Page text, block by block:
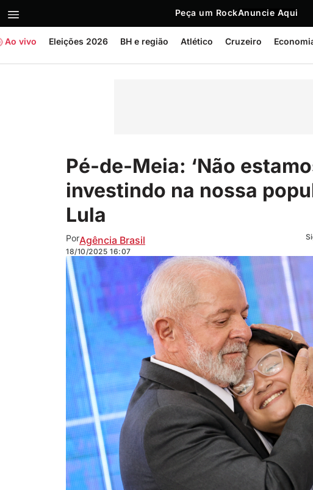
Peça um RockAnuncie Aqui
Ao vivo Eleições 2026 BH e região Atlético Cruzeiro
Pé-de-Meia: ‘Não
investindo na nossa
Lula
PorAgência Brasil
18/10/2025 16:07